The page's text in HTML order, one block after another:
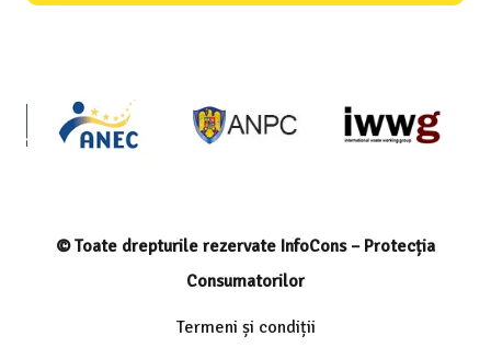
© Toate drepturile rezervate InfoCons – Protecția
Consumatorilor
Termeni și condiții